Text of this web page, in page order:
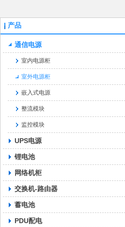
产品
通信电源
室内电源柜
室外电源柜
嵌入式电源
整流模块
监控模块
UPS电源
锂电池
网络机柜
交换机-路由器
蓄电池
PDU配电